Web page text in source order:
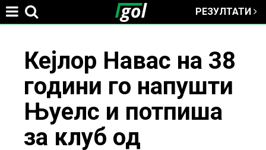
РЕЗУЛТАТИ
Кејлор Навас на 38
години го напушти
Њуелс и потпиша
за клуб од